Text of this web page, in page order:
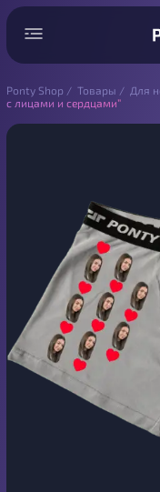
Ponty Shop / Товары / Для
с лицами и сердцами”